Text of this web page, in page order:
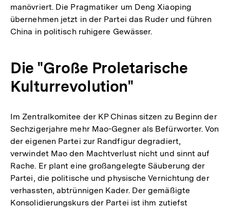
manövriert. Die Pragmatiker um Deng Xiaoping
übernehmen jetzt in der Partei das Ruder und führen
China in politisch ruhigere Gewässer.
Die "Große Proletarische
Kulturrevolution"
Im Zentralkomitee der KP Chinas sitzen zu Beginn der
Sechzigerjahre mehr Mao-Gegner als Befürworter. Von
der eigenen Partei zur Randfigur degradiert,
verwindet Mao den Machtverlust nicht und sinnt auf
Rache. Er plant eine großangelegte Säuberung der
Partei, die politische und physische Vernichtung der
verhassten, abtrünnigen Kader. Der gemäßigte
Konsolidierungskurs der Partei ist ihm zutiefst